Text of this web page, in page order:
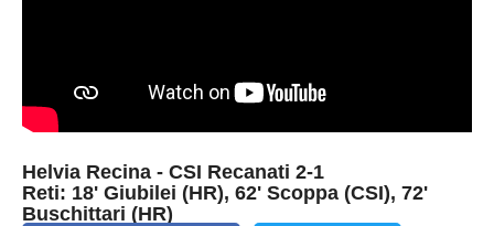
Helvia Recina - CSI Recanati 2-1
Reti: 18' Giubilei (HR), 62' Scoppa (CSI), 72'
Buschittari (HR)